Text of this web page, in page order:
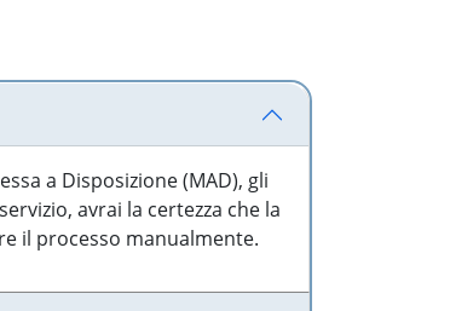
a Disposizione (MAD), gli
avrai la certezza che la
il processo manualmente.